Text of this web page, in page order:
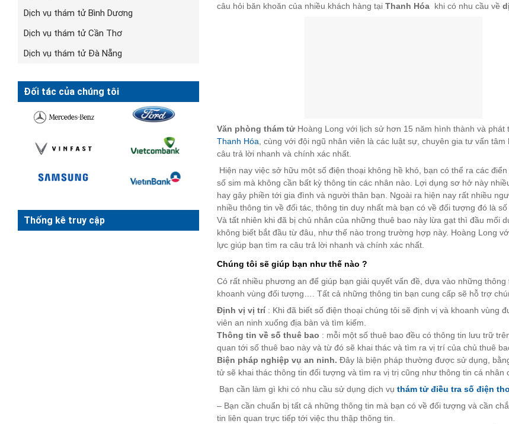
Dịch vụ thám tử Bình Dương
Dịch vụ thám tử Cần Thơ
Dịch vụ thám tử Đà Nẵng
Đối tác của chúng tôi
Thống kê truy cập
câu hỏi băn khoăn của nhiều khách hàng tại Thanh Hóa khi có nhu cầu về
Văn phòng thám tử Hoàng Long với lịch sử hơn 15 năm hình thành và
Thanh Hóa , cùng với đội ngũ nhân viên là các luật sự, chuyên gia tư vấn
câu trả lời nhanh và chính xác nhất.
Hiện nay việc sở hữu một số điện thoại không hề khó, bạn có thể ra các
số sim mà không cần bất kỳ thông tin các nhân nào. Lợi dụng sơ hở này
hay gây phiền tới gia đình và người thân bạn. Ngoài ra hiện nay rất nhiều
nhiều thông tin về đối tác, thông tin duy nhất mà bạn có về đối tượng đó là
Và tất nhiên khi đã bị chủ nhân của những thuê bao này lừa gạt thì đầu mối
không biết bắt đầu từ đâu, như thế nào trong trường hợp này. Hoàng Long
lực giúp bạn tìm ra câu trả lời nhanh và chính xác nhất.
Chúng tôi sẽ giúp bạn như thế nào ?
Có rất nhiều phương an để giúp bạn giải quyết vấn đề, dựa vào những
khoanh vùng đối tượng…. Tất cả những thông tin bạn cung cấp sẽ hỗ trợ
Định vị vị trí : Khi đã biết số điện thoại chúng tôi sẽ định vị và khoanh vùng
viên an ninh xuống địa bàn và tìm kiếm.
Thông tin về số thuê bao : mỗi một số thuê bao đều có thông tin lưu trữ
quan tới số thuê bao này và từ đó sẽ khai thác và tìm ra vị trí của chủ thuê
Biện pháp nghiệp vụ an ninh. Đây là biện pháp thường được sử dụng,
tử sẽ khai thác thông tin đối tượng và tìm ra vị trị cũng như thông tin cá nhân
Bạn cần làm gì khi có nhu cầu sử dụng dịch vụ thám tử điều tra số điện
– Bạn cần chuẩn bị tất cả những thông tin mà bạn có về đối tượng và cần
tin liên quan trực tiếp tới việc thu thập thông tin.